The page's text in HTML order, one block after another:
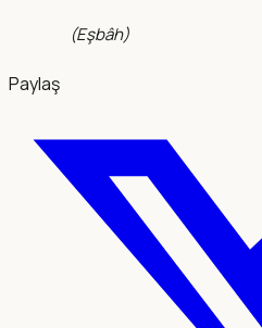
(Eşbâh)
Paylaş